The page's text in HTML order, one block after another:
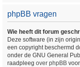
phpBB vragen
Wie heeft dit forum
Deze software (in zijn
een copyright beschermd
onder de GNU General
raadpleeg over phpBB